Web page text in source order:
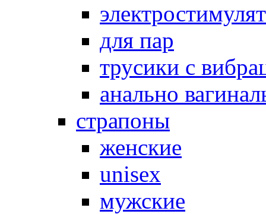
для пар
трусики с
анально
страпоны
женские
unisex
мужские